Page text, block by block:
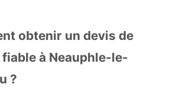
obtenir un devis de
à Neauphle-le-
?